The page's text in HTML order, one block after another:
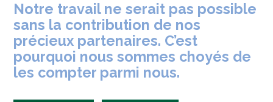
Notre travail ne serait pas possible
sans la contribution de nos
précieux partenaires. C’est
pourquoi nous sommes choyés de
les compter parmi nous.